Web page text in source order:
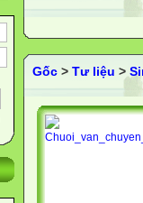
Gốc > Tư liệu >